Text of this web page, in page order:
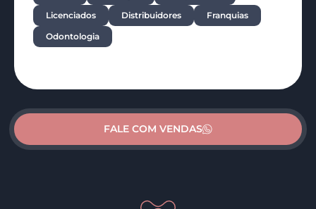
Licenciados
Distribuidores
Franquias
Odontologia
FALE COM VENDAS